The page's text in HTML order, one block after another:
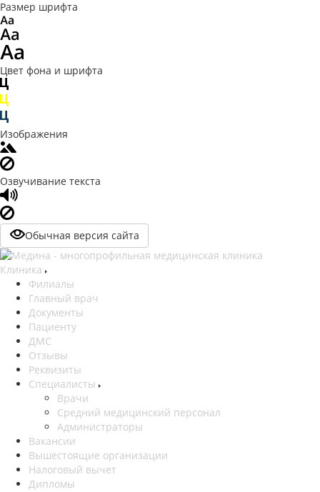
Размер шрифта
Цвет фона и шрифта
Изображения
Озвучивание текста
Обычная версия сайта
Клиника
Филиалы
Главный врач
Документы
Пациенту
ДМС
Отзывы
Реквизиты
Специалисты
Врачи
Средний медицинский персонал
Администраторы
Вакансии
Вышестоящие организации
Налоговый вычет
Дипломы